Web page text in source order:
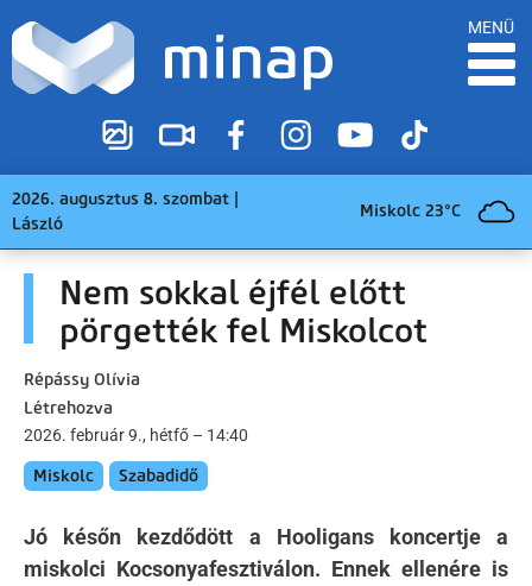
MENÜ
2026. augusztus 8. szombat |
László
Miskolc 23°C
Nem sokkal éjfél előtt
pörgették fel Miskolcot
Répássy Olívia
Létrehozva
2026. február 9., hétfő – 14:40
Miskolc Szabadidő
Jó későn kezdődött a Hooligans koncertje a
miskolci Kocsonyafesztiválon. Ennek ellenére is